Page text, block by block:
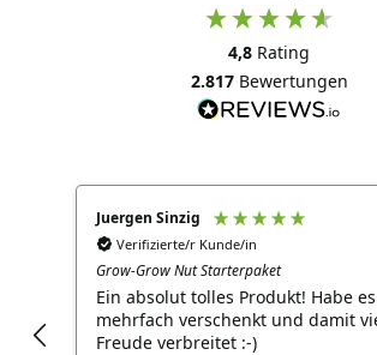
4,8 Rating
2.817 Bewertungen
Juergen Sinzig
Verifizierte/r Kunde/in
Grow-Grow Nut Starterpaket
Ein absolut tolles Produkt! Habe
mehrfach verschenkt und damit
Freude verbreitet :-)